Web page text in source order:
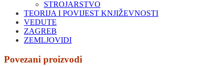
STROJARSTVO
TEORIJA I POVIJEST KNJIŽEVNOSTI
VEDUTE
ZAGREB
ZEMLJOVIDI
Povezani proizvodi